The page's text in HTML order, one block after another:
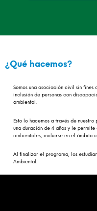
¿Qué hacemos?
Somos una asociación civil sin
inclusión de personas con
ambiental.
Esto lo hacemos a través de
una duración de 4 años y le
ambientales, incluirse en el ámbito
Al finalizar el programa, los
Ambiental.